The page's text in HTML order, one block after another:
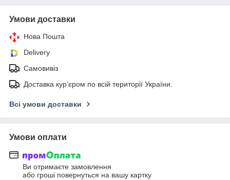
Умови доставки
Нова Пошта
Delivery
Самовивіз
Доставка кур’єром по всій території України.
Всі умови доставки
Умови оплати
Ви отримаєте замовлення
або гроші повернуться на вашу картку